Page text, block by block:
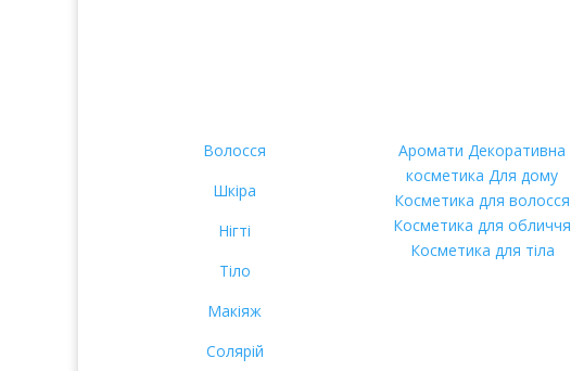
Волосся
Шкіра
Нігті
Тіло
Макіяж
Солярій
АроматиДекоративна
косметика Для дому
Косметика для волосся
Косметика для обличчя
Косметика для тіла